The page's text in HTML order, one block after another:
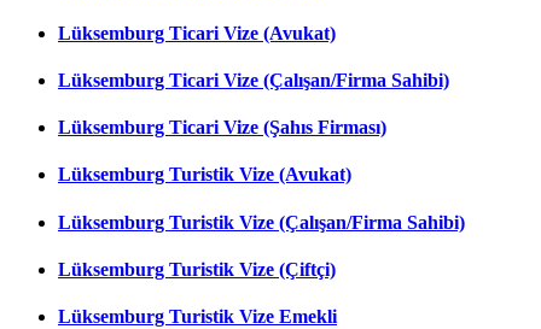
Lüksemburg Ticari Vize (Avukat)
Lüksemburg Ticari Vize (Çalışan/Firma Sahibi)
Lüksemburg Ticari Vize (Şahıs Firması)
Lüksemburg Turistik Vize (Avukat)
Lüksemburg Turistik Vize (Çalışan/Firma Sahibi)
Lüksemburg Turistik Vize (Çiftçi)
Lüksemburg Turistik Vize Emekli